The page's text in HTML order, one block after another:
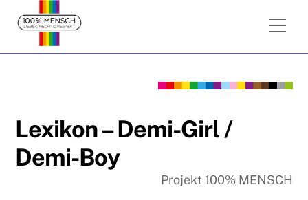
content
Lexikon – Demi-Girl /
Demi-Boy
Projekt 100% MENSCH